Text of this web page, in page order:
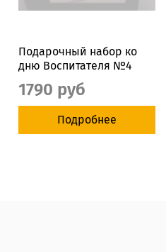
Подарочный набор ко
дню Воспитателя №4
1790 руб
Подробнее